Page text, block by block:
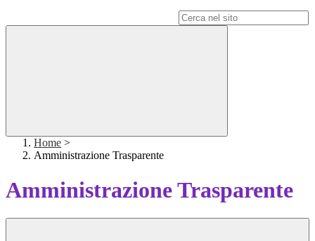
Home >
Amministrazione Trasparente
Amministrazione Trasparente